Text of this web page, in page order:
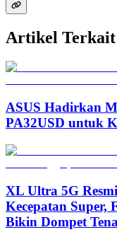
Artikel Terkait
ASUS Hadirkan
PA32USD untuk
XL Ultra 5G
Kecepatan Super,
Bikin Dompet